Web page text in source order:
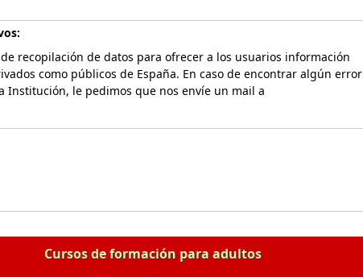
recopilación de datos para ofrecer a los usuarios información
como públicos de España. En caso de encontrar algún error
le pedimos que nos envíe un mail a
Cursos de formación para adultos